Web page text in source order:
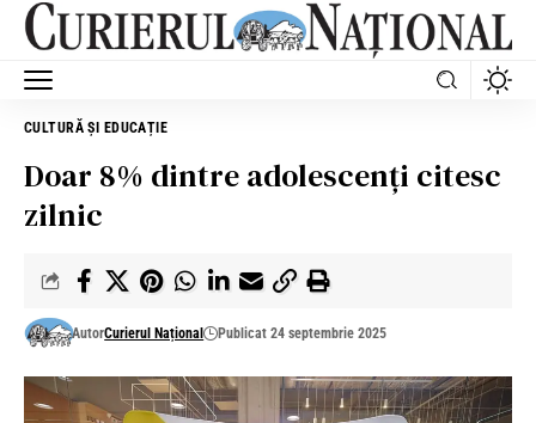
CULTURĂ ȘI EDUCAȚIE
Doar 8% dintre adolescenți citesc
zilnic
AutorCurierul Național Publicat 24 septembrie 2025